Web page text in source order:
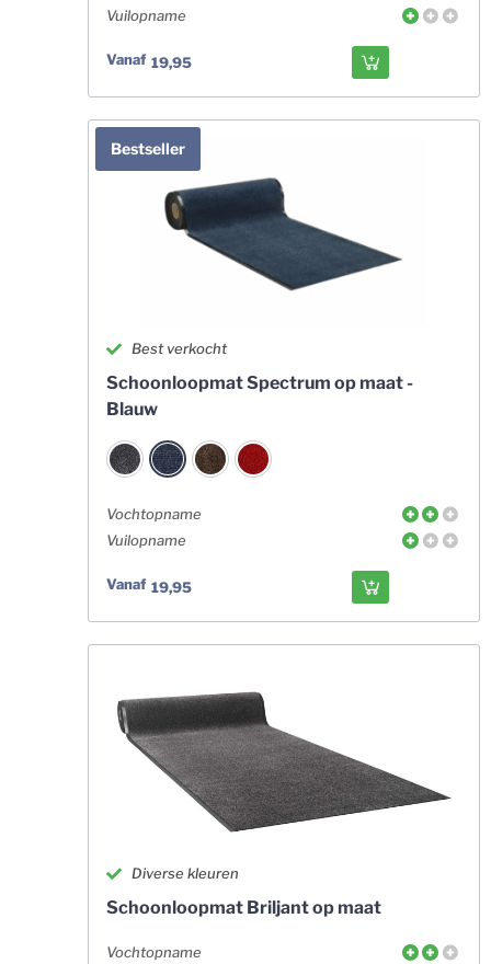
Vuilopname
Vanaf 19,95
Bestseller
Best verkocht
Schoonloopmat Spectrum op maat -
Blauw
Vochtopname
Vuilopname
Vanaf 19,95
Diverse kleuren
Schoonloopmat Briljant op maat
Vochtopname